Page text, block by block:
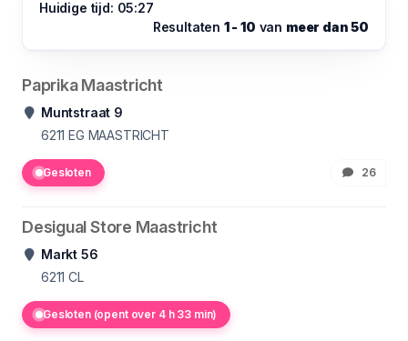
Huidige tijd: 05:27
Resultaten 1 - 10 van meer dan 50
Paprika Maastricht
Muntstraat 9
6211 EG MAASTRICHT
Gesloten 26
Desigual Store Maastricht
Markt 56
6211 CL
Gesloten (opent over 4 h 33 min)